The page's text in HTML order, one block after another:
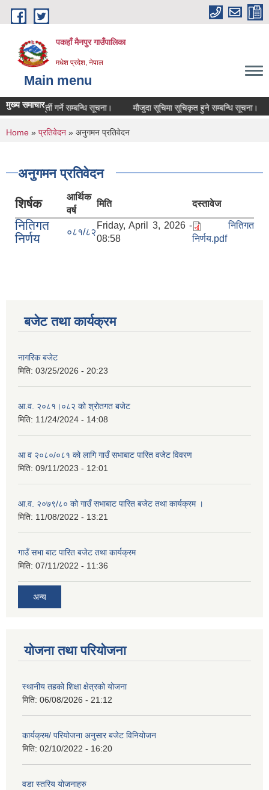
Skip to main content
पकहाँ मैनपुर गाउँपालिका
मधेश प्रदेश, नेपाल
Main menu
मुख्य समाचार
सेवामा पदपूर्ती गर्ने सम्बन्धि सूचना। मौजुदा सूचिमा सूचिकृत हुने सम्बन्धि सूचना।
You are here
Home » प्रतिवेदन » अनुगमन प्रतिवेदन
अनुगमन प्रतिवेदन
शिर्षक
आर्थिक
वर्ष
मिति दस्तावेज
नितिगत
निर्णय
०८१/८२
Friday, April 3, 2026 -
08:58
नितिगत
निर्णय.pdf
बजेट तथा कार्यक्रम
नागरिक बजेट
मिति: 03/25/2026 - 20:23
आ.व. २०८१।०८२ को श्रोतगत बजेट
मिति: 11/24/2024 - 14:08
आ व २०८०/०८१ को लागि गाउँ सभाबाट पारित वजेट विवरण
मिति: 09/11/2023 - 12:01
आ.व. २०७९/८० को गाउँ सभाबाट पारित बजेट तथा कार्यक्रम ।
मिति: 11/08/2022 - 13:21
गाउँ सभा बाट पारित बजेट तथा कार्यक्रम
मिति: 07/11/2022 - 11:36
अन्य
योजना तथा परियोजना
स्थानीय तहको शिक्षा क्षेत्रको योजना
मिति: 06/08/2026 - 21:12
कार्यक्रम/ परियोजना अनुसार बजेट विनियोजन
मिति: 02/10/2022 - 16:20
वडा स्तरिय योजनाहरु